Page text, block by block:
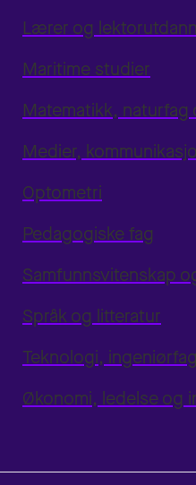
Lærer og
Maritime studier
Matematikk, naturfag
Medier,
Optometri
Pedagogiske fag
Samfunnsvitenskap
Språk og litteratur
Teknologi,
Økonomi, ledelse og